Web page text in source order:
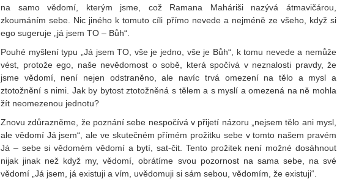
na samo vědomí, kterým jsme, což Ramana Maháriši nazývá átmavičárou,
zkoumáním sebe. Nic jiného k tomuto cíli přímo nevede a nejméně ze všeho, když si
ego sugeruje „já jsem TO – Bůh“.
Pouhé myšlení typu „Já jsem TO, vše je jedno, vše je Bůh“, k tomu nevede a nemůže
vést, protože ego, naše nevědomost o sobě, která spočívá v neznalosti pravdy, že
jsme vědomí, není nejen odstraněno, ale navíc trvá omezení na tělo a mysl a
ztotožnění s nimi. Jak by bytost ztotožněná s tělem a s myslí a omezená na ně mohla
žít neomezenou jednotu?
Znovu zdůrazněme, že poznání sebe nespočívá v přijetí názoru „nejsem tělo ani mysl,
ale vědomí Já jsem“, ale ve skutečném přímém prožitku sebe v tomto našem pravém
Já – sebe si vědomém vědomí a bytí, sat-čit. Tento prožitek není možné dosáhnout
nijak jinak než když my, vědomí, obrátíme svou pozornost na sama sebe, na své
vědomí „Já jsem, já existuji a vím, uvědomuji si sám sebou, vědomím, že existuji“.